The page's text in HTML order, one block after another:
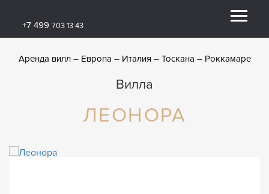
+7 499 703 13 43
Аренда вилл Европа Италия Тоскана Роккамаре
Вилла
ЛЕОНОРА